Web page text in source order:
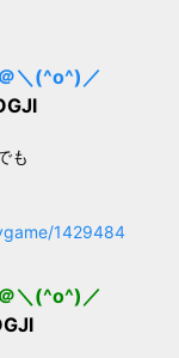
＼(^o^)／
も
1429484
＼(^o^)／